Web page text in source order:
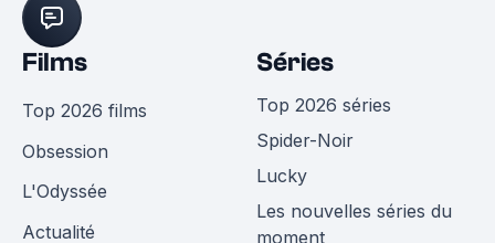
Films
Top 2026 films
Obsession
L'Odyssée
Actualité
Séries
Top 2026 séries
Spider-Noir
Lucky
Les nouvelles séries du
moment